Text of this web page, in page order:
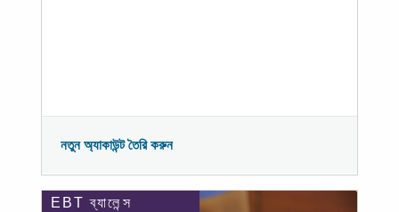
নতুন অ্যাকাউন্ট তৈরি করুন
EBT ব্যালেন্স